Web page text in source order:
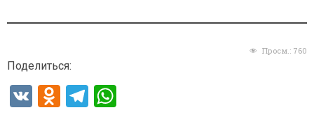
Просм.: 760
Поделиться:
V
O
T